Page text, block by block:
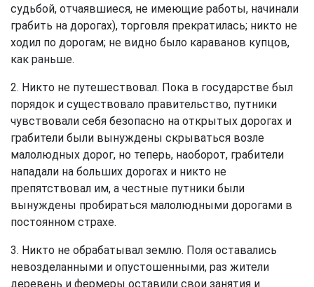
судьбой, отчаявшиеся, не имеющие работы, начинали
грабить на дорогах), торговля прекратилась; никто не
ходил по дорогам; не видно было караванов купцов,
как раньше.
2. Никто не путешествовал. Пока в государстве был
порядок и существовало правительство, путники
чувствовали себя безопасно на открытых дорогах и
грабители были вынуждены скрываться возле
малолюдных дорог, но теперь, наоборот, грабители
нападали на больших дорогах и никто не
препятствовал им, а честные путники были
вынуждены пробираться малолюдными дорогами в
постоянном страхе.
3. Никто не обрабатывал землю. Поля оставались
невозделанными и опустошенными, раз жители
деревень и фермеры оставили свои занятия и